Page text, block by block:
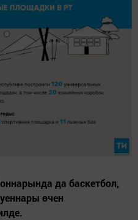
да баскетбол,
өчен